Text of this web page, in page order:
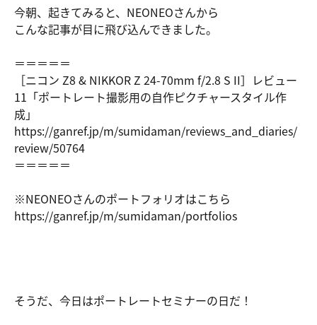
今朝、起きてみると、NEONEOさんから
こんな記事が目に飛び込んできました。
＝＝＝＝＝
［ニコン Z8 & NIKKOR Z 24-70mm f/2.8 S II］レビュー
11「ポートレート撮影用の自作ピクチャースタイル作
成」
https://ganref.jp/m/sumidaman/reviews_and_diaries/
review/50764
＝＝＝＝＝
※NEONEOさんのポートフォリオはこちら
https://ganref.jp/m/sumidaman/portfolios
そうだ、今日はポートレートセミナーの日だ！